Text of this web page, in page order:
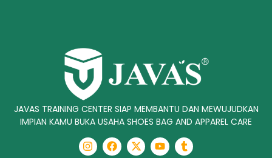
JAVAS TRAINING CENTER SIAP MEMBANTU DAN MEWUJUDKAN
IMPIAN KAMU BUKA USAHA SHOES BAG AND APPAREL CARE